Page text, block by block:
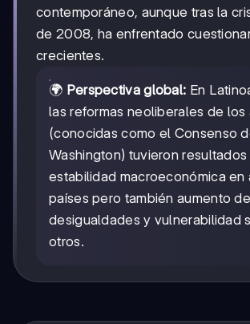
contemporáneo, aunque tras la
de 2008, ha enfrentado
crecientes.
🌍 Perspectiva global: En
las reformas neoliberales de los
(conocidas como el Consenso
Washington) tuvieron resultados
estabilidad macroeconómica en
países pero también aumento de
desigualdades y vulnerabilidad
otros.